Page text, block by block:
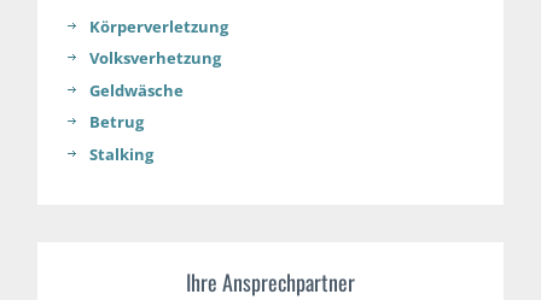
Körperverletzung
Volksverhetzung
Geldwäsche
Betrug
Stalking
Ihre Ansprechpartner